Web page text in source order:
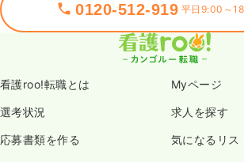
0120-512-919 平日9:00～
看護roo!転職とは Myページ
選考状況 求人を探す
応募書類を作る 気になるリス